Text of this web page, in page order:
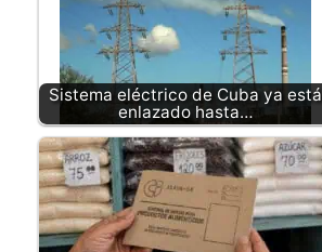
Sistema eléctrico de Cuba ya está
enlazado hasta…